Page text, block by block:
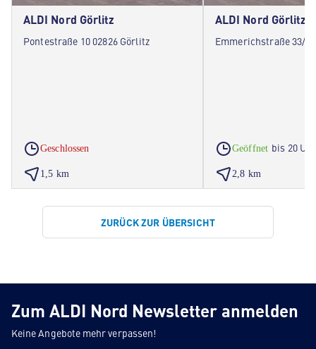
ALDI Nord Görlitz
Pontestraße 10 02826 Görlitz
Geschlossen
1,5 km
ALDI Nord Görlitz
Emmerichstraße 33/
Geöffnet bis 20
2,8 km
ZURÜCK ZUR ÜBERSICHT
Zum ALDI Nord Newsletter anmelden
Keine Angebote mehr verpassen!